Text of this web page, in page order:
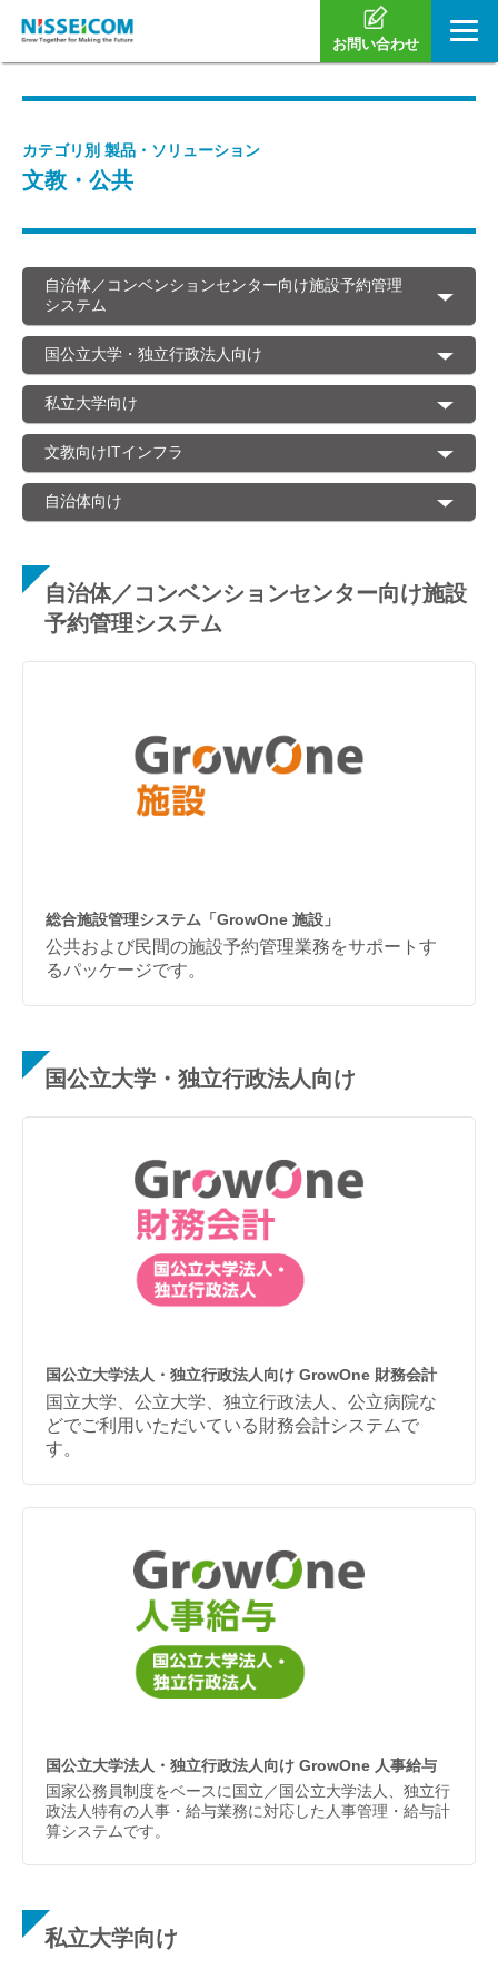
お問い合わせ
カテゴリ別 製品・ソリューション
文教・公共
自治体／コンベンションセンター向け施設予約管理
システム
国公立大学・独立行政法人向け
私立大学向け
文教向けITインフラ
自治体向け
自治体／コンベンションセンター向け施設
予約管理システム
総合施設管理システム「GrowOne 施設」
公共および民間の施設予約管理業務をサポートす
るパッケージです。
国公立大学・独立行政法人向け
国公立大学法人・独立行政法人向け GrowOne 財務会計
国立大学、公立大学、独立行政法人、公立病院な
どでご利用いただいている財務会計システムで
す。
国公立大学法人・独立行政法人向け GrowOne 人事給与
国家公務員制度をベースに国立／国公立大学法人、独立行
政法人特有の人事・給与業務に対応した人事管理・給与計
算システムです。
私立大学向け